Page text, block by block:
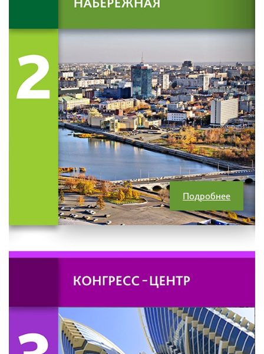
Подробнее